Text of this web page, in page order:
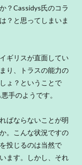
？Cassidys氏のコラ
？と思ってしまいま
ギリスが直面してい
り、トラスの能力の
ょ？ということで
手のようです。
ばならないことが明
。こんな状況ですの
投じるのは当然で
ます。しかし、それ